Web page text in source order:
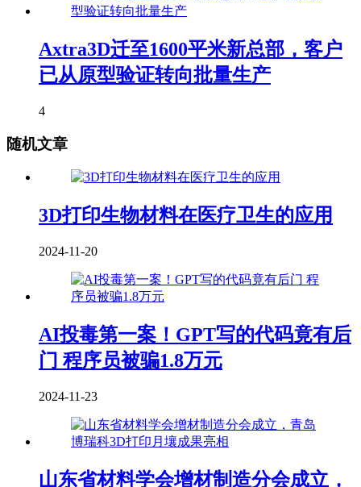
Axtra3D迁至1600平米新总部，客户
已从原型验证转向批量生产
4
随机文章
3D打印生物材料在医疗卫生的应用
2024-11-20
AI投毒第一案！GPT写的代码竟有后
门 程序员被骗1.8万元
2024-11-23
山东省材料学会增材制造分会成立，